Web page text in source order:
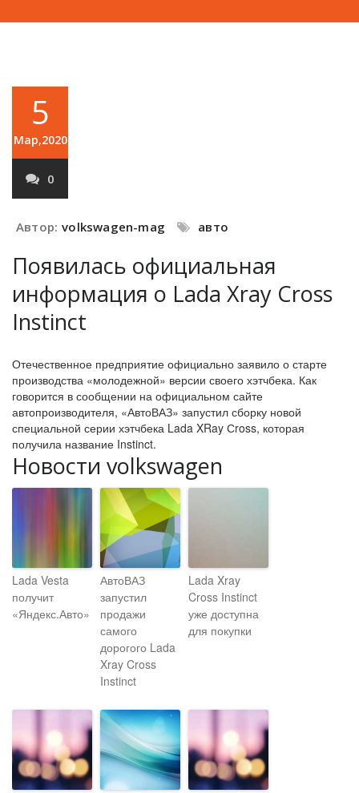
5
Мар,2020
0
Автор: volkswagen-mag авто
Появилась официальная
информация о Lada Xray Cross
Instinct
Отечественное предприятие официально заявило о старте
производства «молодежной» версии своего хэтчбека. Как
говорится в сообщении на официальном сайте
автопроизводителя, «АвтоВАЗ» запустил сборку новой
специальной серии хэтчбека Lada XRay Сross, которая
получила название Instinct.
Новости volkswagen
Lada Vesta
получит
«Яндекс.Авто»
АвтоВАЗ
запустил
продажи
самого
дорогого Lada
Xray Cross
Instinct
Lada Xray
Cross Instinct
уже доступна
для покупки